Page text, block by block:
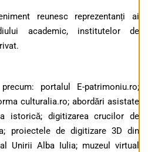
reunesc reprezentanți ai
academic, institutelor de
portalul E-patrimoniu.ro;
culturalia.ro; abordări asistate
istorică; digitizarea crucilor de
proiectele de digitizare 3D din
Unirii Alba Iulia; muzeul virtual